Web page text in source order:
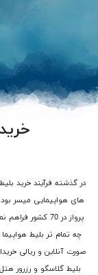
در گذشته فرآیند خرید
پرواز در 70
چه تمام تر بلیط هواپیما
صورت آنلاین و ریالی
بلیط گلاسگو و رزرور